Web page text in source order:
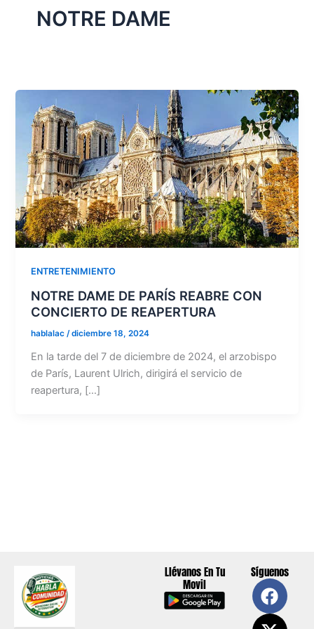
NOTRE DAME
ENTRETENIMIENTO
NOTRE DAME DE PARÍS REABRE CON
CONCIERTO DE REAPERTURA
hablalac/diciembre 18, 2024
En la tarde del 7 de diciembre de 2024, el arzobispo
de París, Laurent Ulrich, dirigirá el servicio de
reapertura, […]
Llévanos En Tu
Movil
Síguenos
F
a
c
X
-
t
Y
o
u
I
n
s